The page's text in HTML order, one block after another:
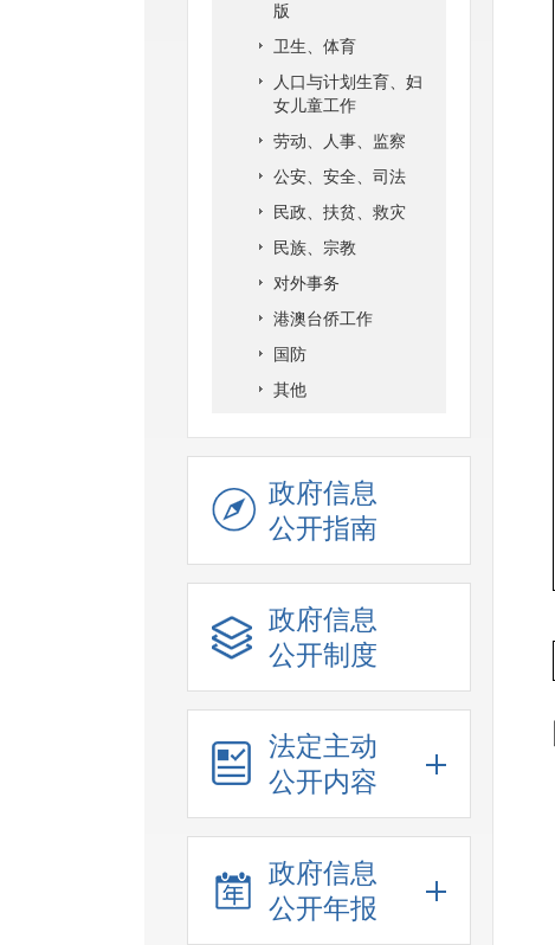
版
卫生、体育
人口与计划生育、妇
女儿童工作
劳动、人事、监察
公安、安全、司法
民政、扶贫、救灾
民族、宗教
对外事务
港澳台侨工作
国防
其他
政府信息
公开指南
政府信息
公开制度
法定主动
公开内容
政府信息
公开年报